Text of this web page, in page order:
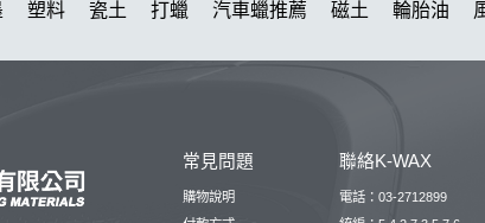
塑料 瓷土 打蠟 汽車蠟推薦 磁土 輪胎油
新手洗車組 拋光機 泡沫壺
常見問題
購物說明
聯絡K-WAX
電話：03-2712899